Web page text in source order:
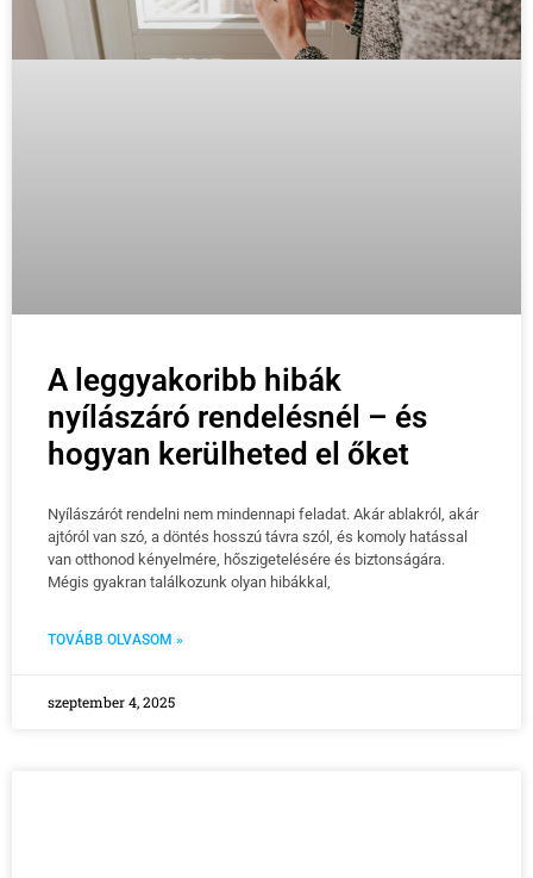
A leggyakoribb hibák
nyílászáró rendelésnél – és
hogyan kerülheted el őket
Nyílászárót rendelni nem mindennapi feladat. Akár ablakról, akár
ajtóról van szó, a döntés hosszú távra szól, és komoly hatással
van otthonod kényelmére, hőszigetelésére és biztonságára.
Mégis gyakran találkozunk olyan hibákkal,
TOVÁBB OLVASOM »
szeptember 4, 2025